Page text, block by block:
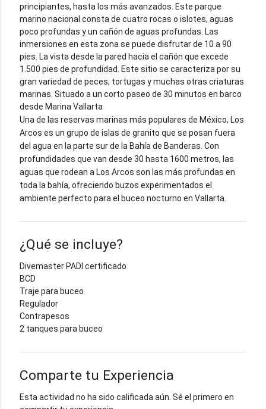
principiantes, hasta los más avanzados. Este parque
marino nacional consta de cuatro rocas o islotes, aguas
poco profundas y un cañón de aguas profundas. Las
inmersiones en esta zona se puede disfrutar de 10 a 90
pies. La vista desde la pared hacia el cañón que excede
1.500 pies de profundidad. Este sitio se caracteriza por su
gran variedad de peces, tortugas y muchas otras criaturas
marinas. Situado a un corto paseo de 30 minutos en barco
desde Marina Vallarta
Una de las reservas marinas más populares de México, Los
Arcos es un grupo de islas de granito que se posan fuera
del agua en la parte sur de la Bahía de Banderas. Con
profundidades que van desde 30 hasta 1600 metros, las
aguas que rodean a Los Arcos son las más profundas en
toda la bahía, ofreciendo buzos experimentados el
ambiente perfecto para el buceo nocturno en Vallarta.
¿Qué se incluye?
Divemaster PADI certificado
BCD
Traje para buceo
Regulador
Contrapesos
2 tanques para buceo
Comparte tu Experiencia
Esta actividad no ha sido calificada aún. Sé el primero en